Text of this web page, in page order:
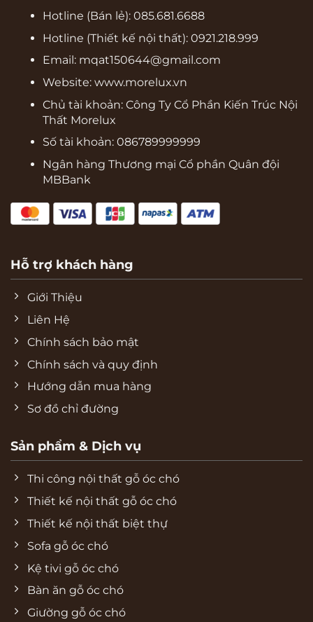
Hotline (Bán lẻ): 085.681.6688
Hotline (Thiết kế nội thất): 0921.218.999
Email: mqat150644@gmail.com
Website: www.morelux.vn
Chủ tài khoản: Công Ty Cổ Phần Kiến Trúc Nội
Thất Morelux
Số tài khoản: 086789999999
Ngân hàng Thương mại Cổ phần Quân đội
MBBank
Hỗ trợ khách hàng
Giới Thiệu
Liên Hệ
Chính sách bảo mật
Chính sách và quy định
Hướng dẫn mua hàng
Sơ đồ chỉ đường
Sản phẩm & Dịch vụ
Thi công nội thất gỗ óc chó
Thiết kế nội thất gỗ óc chó
Thiết kế nội thất biệt thự
Sofa gỗ óc chó
Kệ tivi gỗ óc chó
Bàn ăn gỗ óc chó
Giường gỗ óc chó